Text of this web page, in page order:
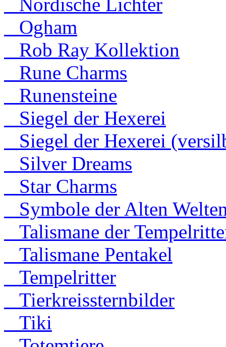
Nordische Lichter
Ogham
Rob Ray Kollektion
Rune Charms
Runensteine
Siegel der Hexerei
Siegel der Hexerei
Silver Dreams
Star Charms
Symbole der Alten
Talismane der
Talismane Pentakel
Tempelritter
Tierkreissternbilder
Tiki